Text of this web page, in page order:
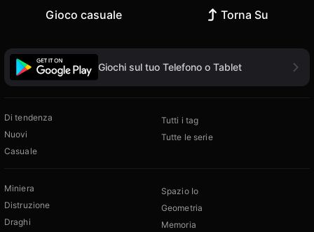
Gioco casuale Torna Su
Giochi sul tuo Telefono o Tablet
Di tendenza
Nuovi
Casuale
Tutti i tag
Tutte le serie
Miniera
Distruzione
Draghi
Spazio Io
Geometria
Memoria